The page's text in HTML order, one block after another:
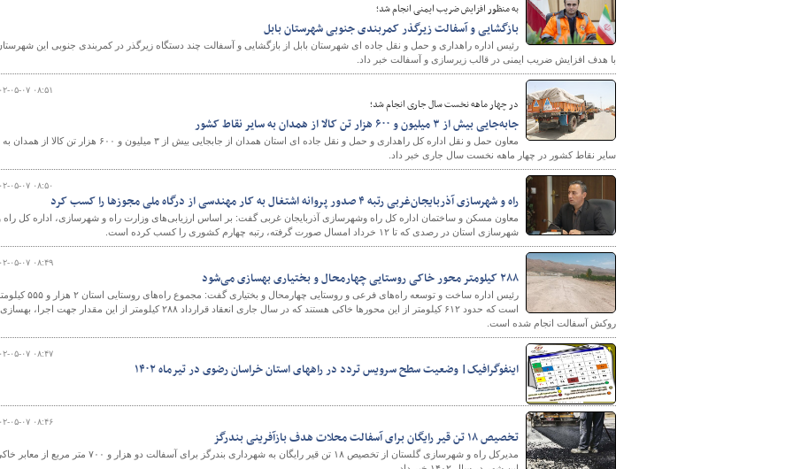
به منظور افزایش ضریب ایمنی انجام شد؛
بازگشایی و آسفالت زیرگذر کمربندی جنوبی شهرستان بابل
رئیس اداره راهداری و حمل و نقل جاده ای شهرستان بابل از بازگشایی و آسفالت چند دستگاه زیرگذر در کمربندی جنوبی این
با هدف افزایش ضریب ایمنی در قالب زیرسازی و آسفالت خبر داد.
۱۴۰۲-۰۵-۰۷
در چهار ماهه نخست سال جاری انجام شد؛
جابه‌جایی بیش از ۳ میلیون و ۶۰۰ هزار تن کالا از همدان به سایر نقاط کشور
معاون حمل و نقل اداره کل راهداری و حمل و نقل جاده ای استان همدان از جابجایی بیش از ۳ میلیون و ۶۰۰ هزار تن کالا از همدان به
سایر نقاط کشور در چهار ماهه نخست سال جاری خبر داد.
۱۴۰۲-۰۵-۰۷
راه و شهرسازی آذربایجان‌غربی رتبه ۴ صدور پروانه‌ اشتغال به کار مهندسی از درگاه ملی مجوزها را کسب کرد
معاون مسکن و ساختمان اداره کل راه وشهرسازی آذربایجان غربی گفت: بر اساس ارزیابی‌های وزارت راه و شهرسازی، اداره کل راه
شهرسازی استان در رصدی که تا ۱۲ خرداد امسال صورت گرفته، رتبه چهارم کشوری را کسب کرده است.
۱۴۰۲-۰۵-۰۷
۲۸۸ کیلومتر محور خاکی روستایی چهارمحال و بختیاری بهسازی می‌شود
رئیس اداره ساخت و توسعه راه‌های فرعی و روستایی چهارمحال و بختیاری گفت: مجموع راه‌های روستایی استان ۲ هزار
است که حدود ۶۱۲ کیلومتر از این محورها خاکی هستند که در سال جاری انعقاد قرارداد ۲۸۸ کیلومتر از این مقدار جهت اجرا،
روکش آسفالت انجام شده است.
۱۴۰۲-۰۵-۰۷
اینفوگرافیک| وضعیت سطح سرویس تردد در راههای استان خراسان رضوی در تیرماه ۱۴۰۲
۱۴۰۲-۰۵-۰۷
تخصیص ۱۸ تن قیر رایگان برای آسفالت محلات هدف بازآفرینی بندرگز
مدیرکل راه و شهرسازی گلستان از تخصیص ۱۸ تن قیر رایگان به شهرداری بندرگز برای آسفالت دو هزار و ۷۰۰ متر مربع از